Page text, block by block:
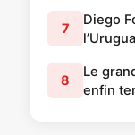
7
Diego
8
Le
enfin